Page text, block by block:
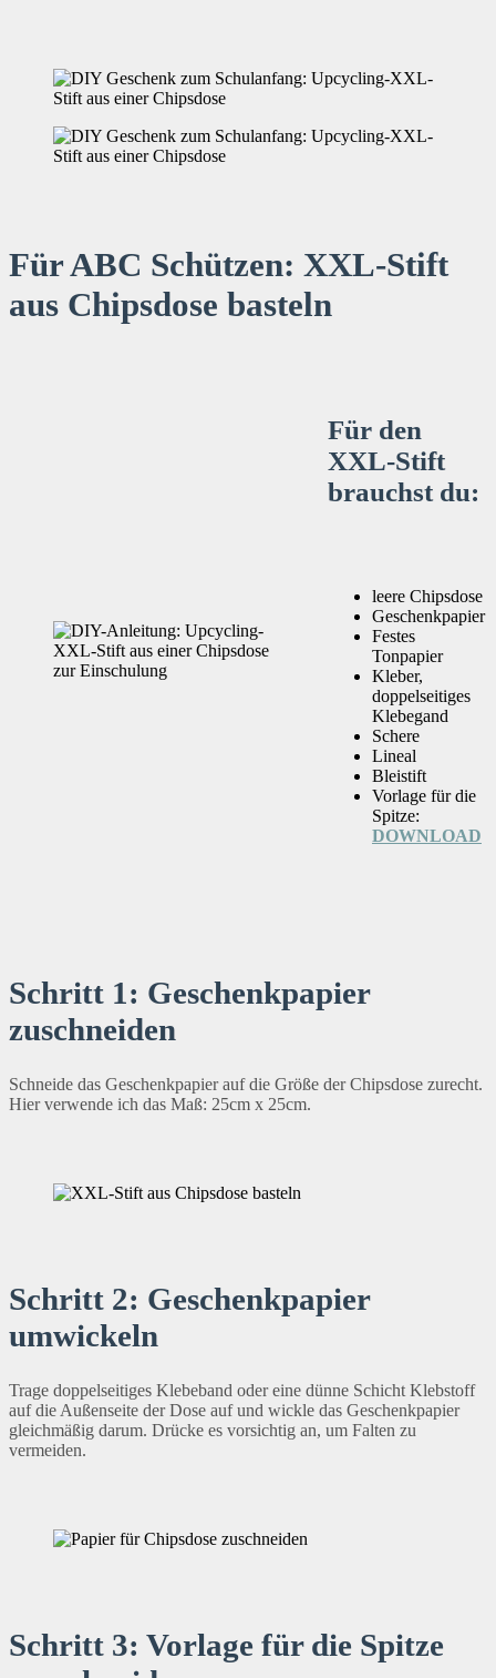
Für ABC Schützen: XXL-Stift
aus Chipsdose basteln
Für den
XXL-Stift
brauchst du:
leere Chipsdose
Geschenkpapier
Festes
Tonpapier
Kleber,
doppelseitiges
Klebegand
Schere
Lineal
Bleistift
Vorlage für die
Spitze:
DOWNLOAD
Schritt 1: Geschenkpapier
zuschneiden
Schneide das Geschenkpapier auf die Größe der Chipsdose zurecht.
Hier verwende ich das Maß: 25cm x 25cm.
Schritt 2: Geschenkpapier
umwickeln
Trage doppelseitiges Klebeband oder eine dünne Schicht Klebstoff
auf die Außenseite der Dose auf und wickle das Geschenkpapier
gleichmäßig darum. Drücke es vorsichtig an, um Falten zu
vermeiden.
Schritt 3: Vorlage für die Spitze